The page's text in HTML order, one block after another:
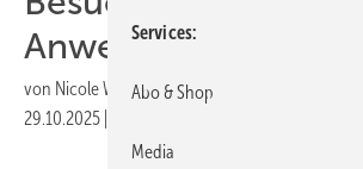
Anwendungszentrum
von Nicole Weinhold
29.10.2025
Services
Abo & Shop
Media